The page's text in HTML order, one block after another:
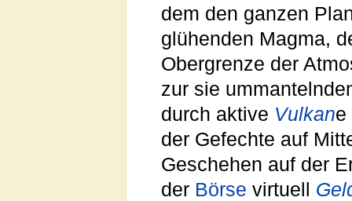
dem den ganzen
glühenden Magma,
Obergrenze der
zur sie
durch aktive Vulkane
der Gefechte auf
Geschehen auf der
der Börse virtuell